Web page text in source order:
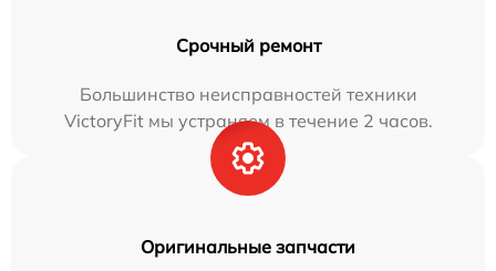
Срочный ремонт
Большинство неисправностей техники
VictoryFit мы устраняем в течение 2 часов.
Оригинальные запчасти